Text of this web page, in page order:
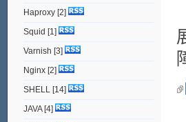
Haproxy[2]
Squid [1]
Varnish [3]
Nginx[2]
SHELL [14]
JAVA[4]